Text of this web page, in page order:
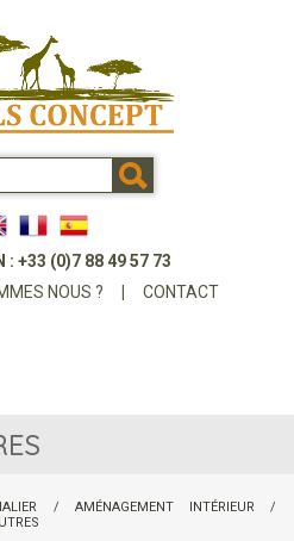
: +33 (0)7 88 49 57 73
NOUS ? CONTACT
/ AMÉNAGEMENT INTÉRIEUR /